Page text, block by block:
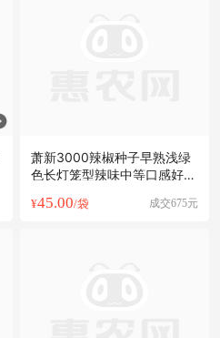
萧新3000辣椒种子早熟浅绿
色长灯笼型辣味中等口感好产
¥45.00/袋 成交675元